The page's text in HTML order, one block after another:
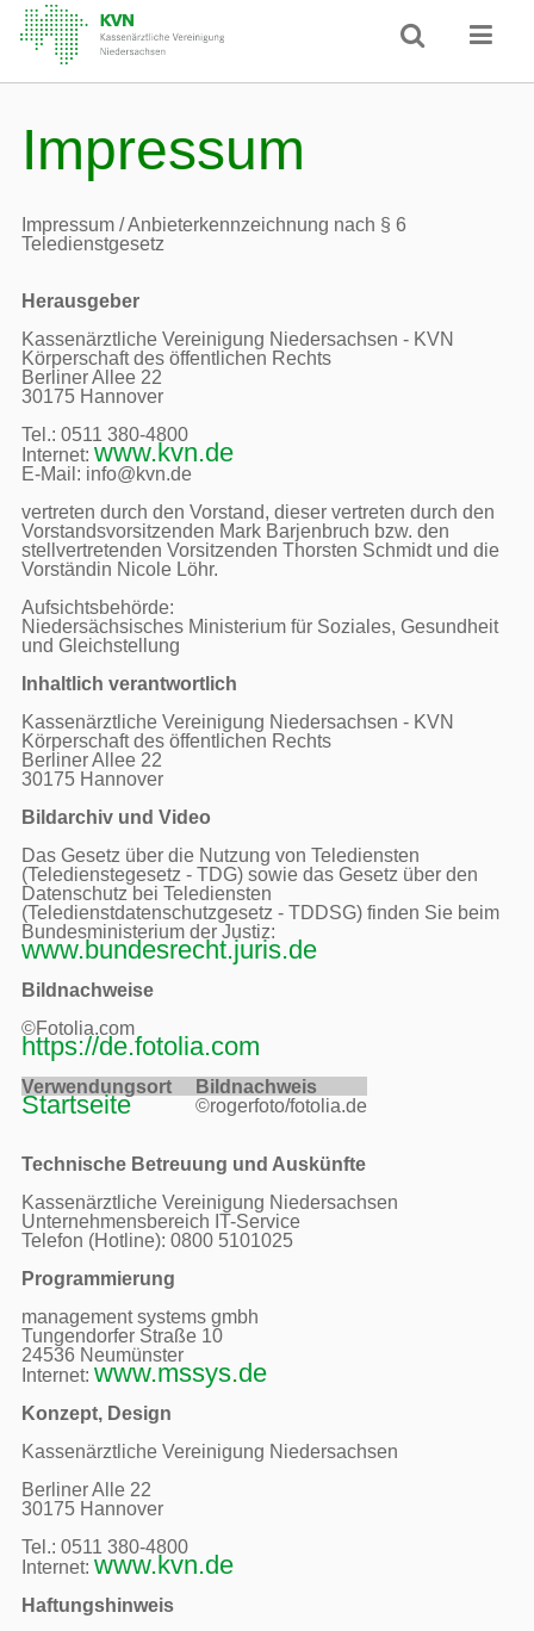
Impressum
Impressum / Anbieterkennzeichnung nach § 6
Teledienstgesetz
Herausgeber
Kassenärztliche Vereinigung Niedersachsen - KVN
Körperschaft des öffentlichen Rechts
Berliner Allee 22
30175 Hannover
Tel.: 0511 380-4800
Internet: www.kvn.de
E-Mail: info@kvn.de
vertreten durch den Vorstand, dieser vertreten durch den
Vorstandsvorsitzenden Mark Barjenbruch bzw. den
stellvertretenden Vorsitzenden Thorsten Schmidt und die
Vorständin Nicole Löhr.
Aufsichtsbehörde:
Niedersächsisches Ministerium für Soziales, Gesundheit
und Gleichstellung
Inhaltlich verantwortlich
Kassenärztliche Vereinigung Niedersachsen - KVN
Körperschaft des öffentlichen Rechts
Berliner Allee 22
30175 Hannover
Bildarchiv und Video
Das Gesetz über die Nutzung von Telediensten
(Teledienstegesetz - TDG) sowie das Gesetz über den
Datenschutz bei Telediensten
(Teledienstdatenschutzgesetz - TDDSG) finden Sie beim
www.bundesrecht.juris.de
Bildnachweise
https://de.fotolia.com
Verwendungsort Bildnachweis
Startseite ©rogerfoto/fotolia.de
Technische Betreuung und Auskünfte
Kassenärztliche Vereinigung Niedersachsen
Unternehmensbereich IT-Service
Telefon (Hotline): 0800 5101025
Programmierung
management systems gmbh
Tungendorfer Straße 10
24536 Neumünster
Internet: www.mssys.de
Konzept, Design
Kassenärztliche Vereinigung Niedersachsen
Berliner Alle 22
30175 Hannover
Tel.: 0511 380-4800
Internet: www.kvn.de
Haftungshinweis